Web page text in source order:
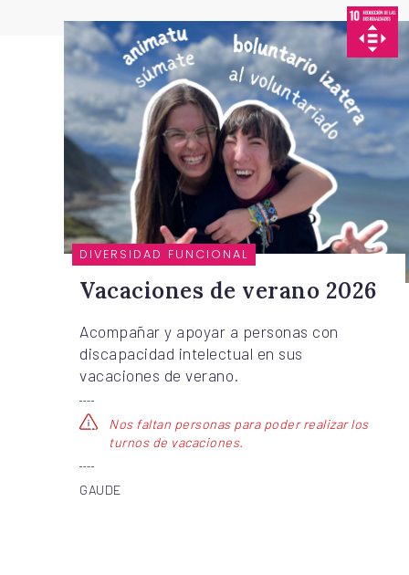
DIVERSIDAD FUNCIONAL
Vacaciones de verano 2026
Acompañar y apoyar a personas con
discapacidad intelectual en sus
vacaciones de verano.
Nos faltan personas para poder realizar los
turnos de vacaciones.
GAUDE